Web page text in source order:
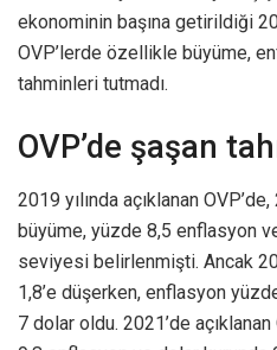
ekonominin başına getirildiği
OVP’lerde özellikle büyüme,
tahminleri tutmadı.
OVP’de şaşan
2019 yılında açıklanan
büyüme, yüzde 8,5 enflasyon
seviyesi belirlenmişti. Ancak
1,8’e düşerken, enflasyon
7 dolar oldu. 2021’de